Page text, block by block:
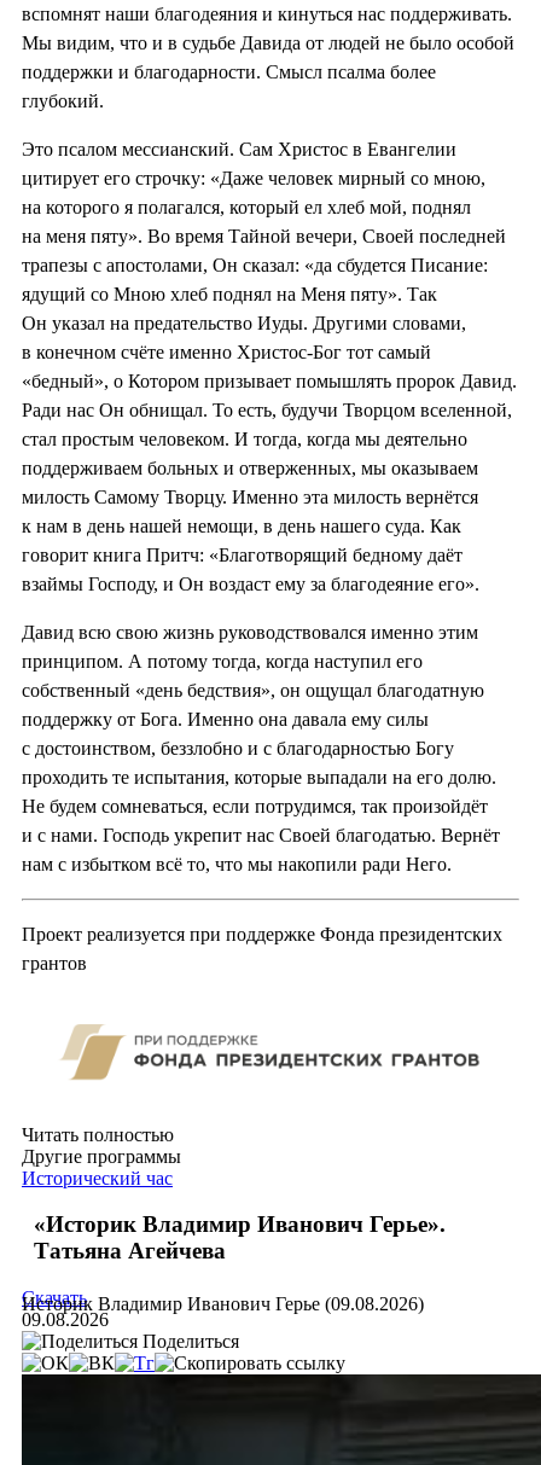
вспомнят наши благодеяния и кинуться нас поддерживать.
Мы видим, что и в судьбе Давида от людей не было особой
поддержки и благодарности. Смысл псалма более
глубокий.
Это псалом мессианский. Сам Христос в Евангелии
цитирует его строчку: «Даже человек мирный со мною,
на которого я полагался, который ел хлеб мой, поднял
на меня пяту». Во время Тайной вечери, Своей последней
трапезы с апостолами, Он сказал: «да сбудется Писание:
ядущий со Мною хлеб поднял на Меня пяту». Так
Он указал на предательство Иуды. Другими словами,
в конечном счёте именно Христос-Бог тот самый
«бедный», о Котором призывает помышлять пророк Давид.
Ради нас Он обнищал. То есть, будучи Творцом вселенной,
стал простым человеком. И тогда, когда мы деятельно
поддерживаем больных и отверженных, мы оказываем
милость Самому Творцу. Именно эта милость вернётся
к нам в день нашей немощи, в день нашего суда. Как
говорит книга Притч: «Благотворящий бедному даёт
взаймы Господу, и Он воздаст ему за благодеяние его».
Давид всю свою жизнь руководствовался именно этим
принципом. А потому тогда, когда наступил его
собственный «день бедствия», он ощущал благодатную
поддержку от Бога. Именно она давала ему силы
с достоинством, беззлобно и с благодарностью Богу
проходить те испытания, которые выпадали на его долю.
Не будем сомневаться, если потрудимся, так произойдёт
и с нами. Господь укрепит нас Своей благодатью. Вернёт
нам с избытком всё то, что мы накопили ради Него.
Проект реализуется при поддержке Фонда президентских
грантов
Читать полностью
Другие программы
Исторический час
«Историк Владимир Иванович Герье».
Татьяна Агейчева
Историк Владимир Иванович Герье (09.08.2026)
Скачать
09.08.2026
Поделиться